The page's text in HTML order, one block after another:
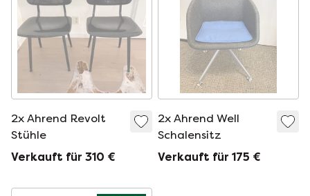
2x Ahrend Revolt
Stühle
Verkauft für 310 €
2x Ahrend Well
Schalensitz
Verkauft für 175 €